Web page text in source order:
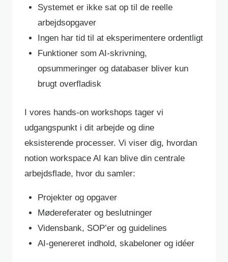
Systemet er ikke sat op til de reelle
arbejdsopgaver
Ingen har tid til at eksperimentere ordentligt
Funktioner som AI-skrivning,
opsummeringer og databaser bliver kun
brugt overfladisk
I vores hands-on workshops tager vi
udgangspunkt i dit arbejde og dine
eksisterende processer. Vi viser dig, hvordan
notion workspace AI kan blive din centrale
arbejdsflade, hvor du samler:
Projekter og opgaver
Mødereferater og beslutninger
Vidensbank, SOP’er og guidelines
AI-genereret indhold, skabeloner og idéer